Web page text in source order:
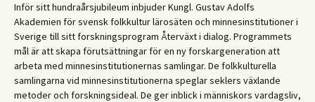
Gleðilegt
sumar!
Hyvää
kesää!
Happy
summer!
Inför sitt hundraårsjubileum inbjuder Kungl. Gustav Adolfs
Akademien för svensk folkkultur lärosäten och minnesinstitutioner i
Sverige till sitt forskningsprogram Återväxt i dialog. Programmets
mål är att skapa förutsättningar för en ny forskargeneration att
arbeta med minnesinstitutionernas samlingar. De folkkulturella
samlingarna vid minnesinstitutionerna speglar seklers växlande
metoder och forskningsideal. De ger inblick i människors vardagsliv,